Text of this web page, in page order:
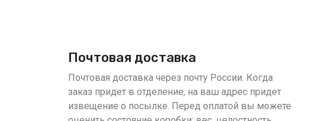
Почтовая доставка
Почтовая доставка через почту России. Когда
заказ придет в отделение, на ваш адрес придет
извещение о посылке. Перед оплатой вы можете